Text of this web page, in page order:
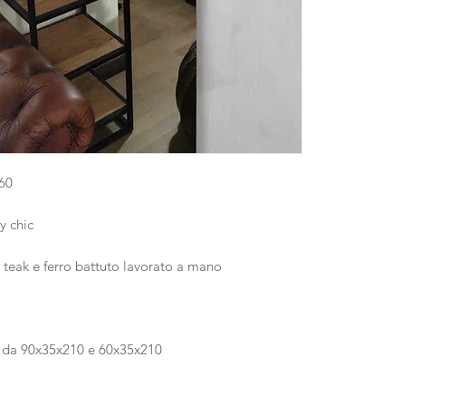
chic
e ferro battuto lavorato a mano
90x35x210 e 60x35x210